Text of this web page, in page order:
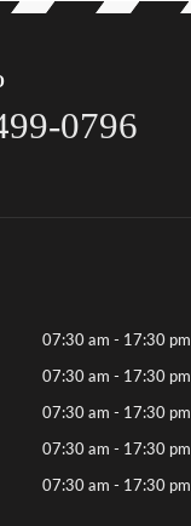
0796
07:30 am - 17:30 pm
07:30 am - 17:30 pm
07:30 am - 17:30 pm
07:30 am - 17:30 pm
07:30 am - 17:30 pm